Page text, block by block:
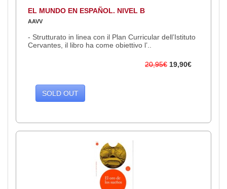
EL MUNDO EN ESPAÑOL. NIVEL B
AAVV
- Strutturato in linea con il Plan Curricular dell’Istituto
Cervantes, il libro ha come obiettivo l’..
20,95€ 19,90€
SOLD OUT